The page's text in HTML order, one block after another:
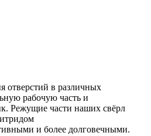
отверстий в различных
рабочую часть и
Режущие части наших свёрл
и более долговечными.